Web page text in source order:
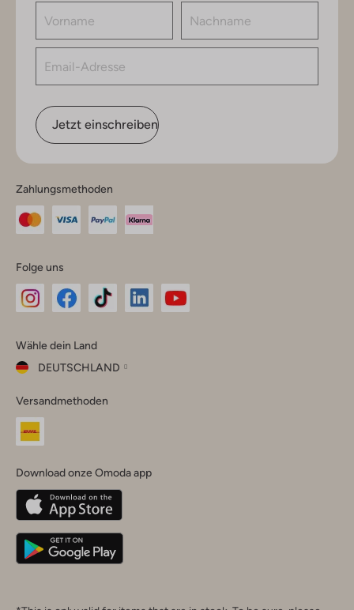
Jetzt einschreiben
Zahlungsmethoden
Folge uns
Instagram
Facebook
TikTok
Wähle dein Land
DEUTSCHLAND
dein
Land
Belgique(Français)
Deutschland
Versandmethoden
Download onze Omoda app